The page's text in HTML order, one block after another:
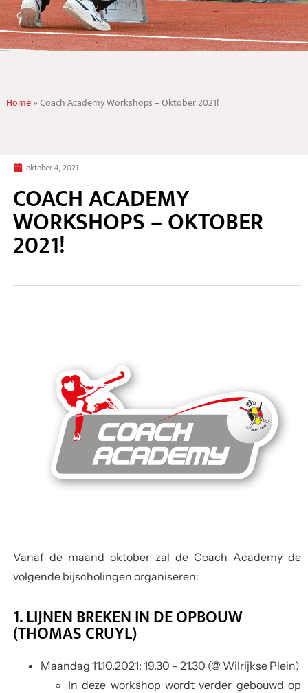
Home»Coach Academy Workshops – Oktober 2021!
oktober 4, 2021
COACH ACADEMY
WORKSHOPS – OKTOBER
2021!
Vanaf de maand oktober zal de Coach Academy de
volgende bijscholingen organiseren:
1. LIJNEN BREKEN IN DE OPBOUW
(THOMAS CRUYL)
Maandag 11.10.2021: 19.30 – 21.30 (@ Wilrijkse Plein)
In deze workshop wordt verder gebouwd op